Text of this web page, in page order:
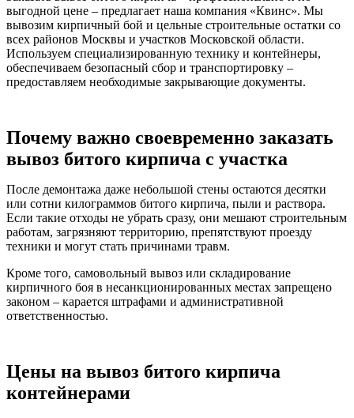
выгодной цене – предлагает наша компания «Квинс». Мы
вывозим кирпичный бой и цельные строительные остатки со
всех районов Москвы и участков Московской области.
Используем специализированную технику и контейнеры,
обеспечиваем безопасный сбор и транспортировку –
предоставляем необходимые закрывающие документы.
Почему важно своевременно заказать
вывоз битого кирпича с участка
После демонтажа даже небольшой стены остаются десятки
или сотни килограммов битого кирпича, пыли и раствора.
Если такие отходы не убрать сразу, они мешают строительным
работам, загрязняют территорию, препятствуют проезду
техники и могут стать причинами травм.
Кроме того, самовольный вывоз или складирование
кирпичного боя в несанкционированных местах запрещено
законом – карается штрафами и административной
ответственностью.
Цены на вывоз битого кирпича
контейнерами